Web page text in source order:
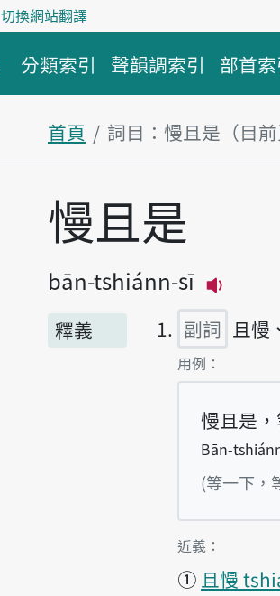
切換網站翻譯
分類索引 聲韻調索引 部首索
首頁 詞目：慢且是（目前
主內容區塊
慢且是
bān-tshiánn-sī
釋義
副詞 且慢
第1項釋義的
用例：
慢且是
Bān-
(等一下，
第1項釋義的
近義：
① 且慢